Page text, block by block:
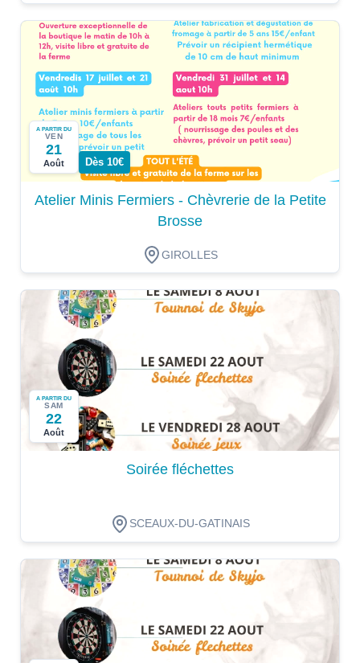
A PARTIR DU
VEN
21
Août Dès 10€
Atelier Minis Fermiers - Chèvrerie de la Petite
Brosse
GIROLLES
A PARTIR DU
SAM
22
Août
Soirée fléchettes
SCEAUX-DU-GATINAIS